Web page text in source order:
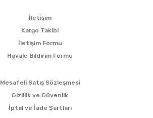
İletişim
Kargo Takibi
İletişim Formu
Havale Bildirim Formu
Mesafeli Satış Sözleşmesi
Gizlilik ve Güvenlik
İptal ve İade Şartları